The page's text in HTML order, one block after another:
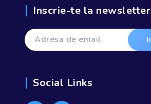
Inscrie-te la newsletter
Social Links